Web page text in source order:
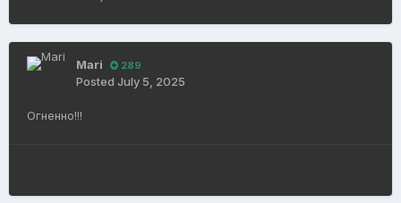
Mari 289
Posted July 5, 2025
Огненно!!!